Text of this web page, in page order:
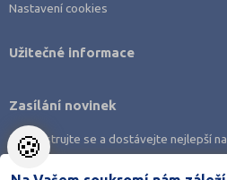
Nastavení cookies
Užitečné informace
Zasílání novinek
Zaregistrujte se a dostávejte nejlepší
🍪